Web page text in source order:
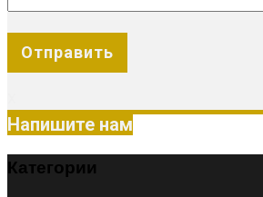
Напишите нам
Категории